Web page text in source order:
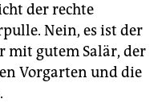
der rechte
Nein, es ist der
mit gutem Salär, der
Vorgarten und die